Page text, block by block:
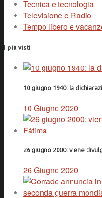
Tecnica e tecnologia
Televisione e Radio
Tempo libero e
I più visti
10 giugno 1940: la
10 Giugno 2020
26 giugno 2000: viene
26 Giugno 2020